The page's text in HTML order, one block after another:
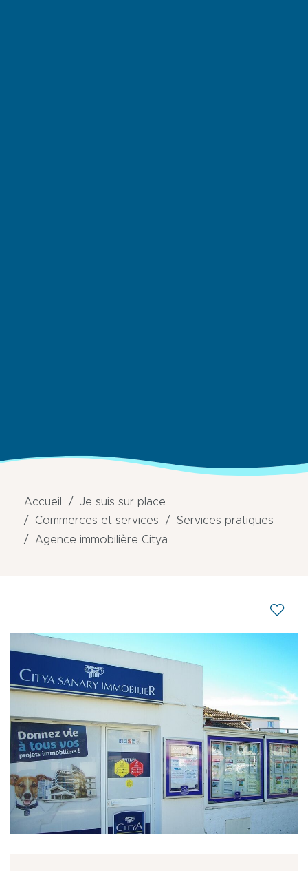
Accueil
Je suis sur place
Commerces et services
Services pratiques
Agence immobilière Citya